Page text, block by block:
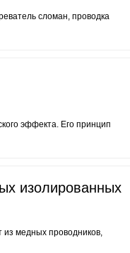
сломан, проводка
эффекта. Его принцип
изолированных
медных проводников,